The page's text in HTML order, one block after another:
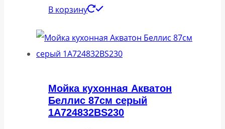
В корзину
Мойка кухонная Акватон
Беллис 87см серый
1A724832BS230